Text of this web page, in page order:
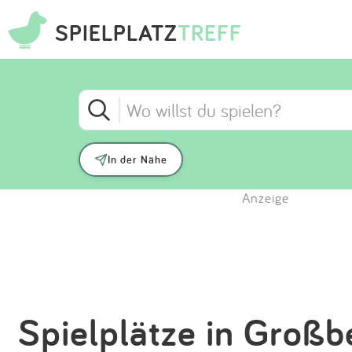
SPIELPLATZTREFF
In der Nähe
Anzeige
Spielplätze in